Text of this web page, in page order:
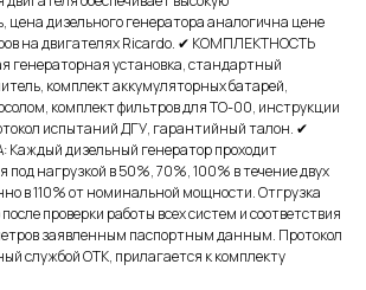
цена дизельного генератора аналогична цене
на двигателях Ricardo. ✔ КОМПЛЕКТНОСТЬ
генераторная установка, стандартный
комплект аккумуляторных батарей,
комплект фильтров для ТО-00, инструкции
испытаний ДГУ, гарантийный талон. ✔
дизельный генератор проходит
нагрузкой в 50%, 70%, 100% в течение двух
в 110% от номинальной мощности. Отгрузка
проверки работы всех систем и соответствия
заявленным паспортным данным. Протокол
службой ОТК, прилагается к комплекту